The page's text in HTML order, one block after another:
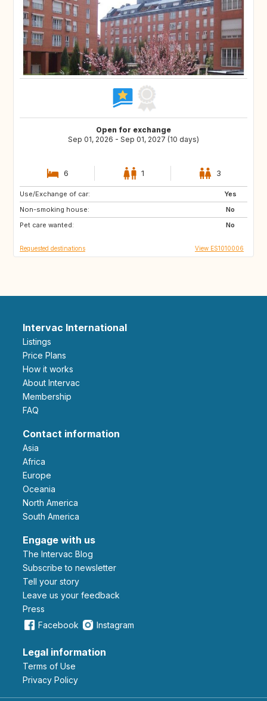
Open for exchange
Sep 01, 2026 - Sep 01, 2027 (10 days)
6 1 3
Use/Exchange of car:
Yes
Non-smoking house:
No
Pet care wanted:
No
DE
RO
GE
Requested destinations View ES1010006
Intervac International
Listings
Price Plans
How it works
About Intervac
Membership
FAQ
Contact information
Asia
Africa
Europe
Oceania
North America
South America
Engage with us
The Intervac Blog
Subscribe to newsletter
Tell your story
leave us your feedback
Press
Facebook
Instagram
Legal information
Terms of Use
Privacy Policy